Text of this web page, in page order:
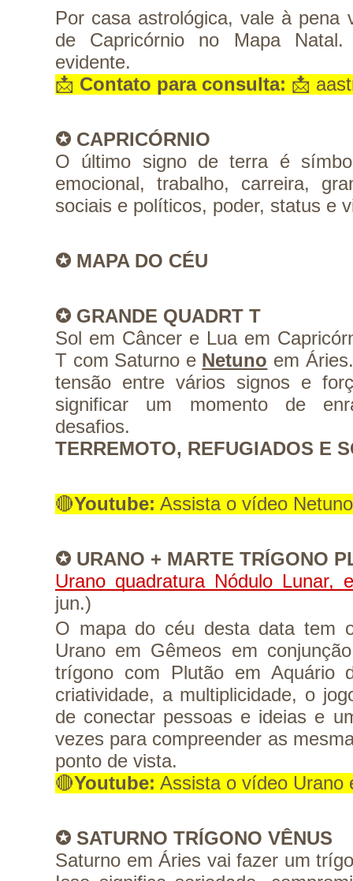
Por casa astrológica, vale à pena
de Capricórnio no Mapa
evidente.
📩 Contato para consulta: 📩
✪ CAPRICÓRNIO
O último signo de terra é
emocional, trabalho, carreira,
sociais e políticos, poder, status e
✪ MAPA DO CÉU
✪ GRANDE QUADRT T
Sol em Câncer e Lua em
T com Saturno e Netuno em
tensão entre vários signos e
significar um momento de
desafios.
TERREMOTO, REFUGIADOS E
🔴Youtube: Assista o vídeo
✪ URANO + MARTE TRÍGONO
Urano quadratura Nódulo Lunar,
jun.)
O mapa do céu desta data tem
Urano em Gêmeos em
trígono com Plutão em Aquário
criatividade, a multiplicidade, o
de conectar pessoas e ideias e
vezes para compreender as
ponto de vista.
🔴Youtube: Assista o vídeo Urano
✪ SATURNO TRÍGONO VÊNUS
Saturno em Áries vai fazer um